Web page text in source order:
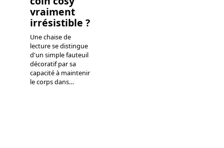
vraiment
irrésistible ?
Une chaise de
lecture se distingue
d'un simple fauteuil
décoratif par sa
capacité à maintenir
le corps dans…